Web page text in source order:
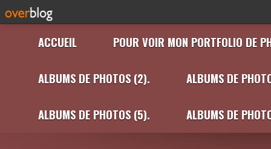
ACCUEIL POUR VOIR MON PORTFOLIO DE
ALBUMS DE PHOTOS (2). ALBUMS DE
ALBUMS DE PHOTOS (5). ALBUMS DE